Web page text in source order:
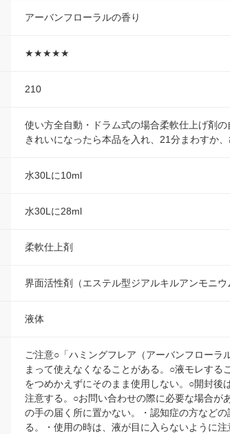
アーバンフローラルの香り
★★★★★
210
使い方全自動・ドラム式の場合柔軟仕上げ剤
きれいになったら本品を入れ、21分まわすか、
水30Lに10ml
水30Lに28ml
柔軟仕上剤
界面活性剤（エステル型ジアルキルアンモニ
液体
ご注意○「ハミングフレア（アーバンフローラ
まって使えなくなることがある。○液モレす
をつめかえずにそのまま使用しない。○開封後
注意する。○お問い合わせの際に必要な場合が
の手の届く所に置かない。・認知症の方など
る。・使用の時は、液が目に入らないように